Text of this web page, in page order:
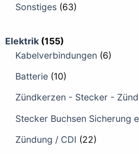
Sonstiges (63)
Elektrik (155)
Kabelverbindungen (6)
Batterie (10)
Zündkerzen - Stecker -
Stecker Buchsen Sicherung
Zündung / CDI (22)